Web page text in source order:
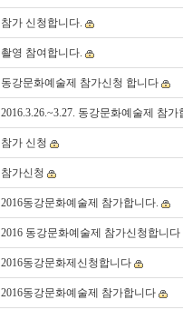
참가 신청합니다.
촬영 참여합니다.
동강문화예술제 참가신청 합니다
2016.3.26.~3.27. 동강문화예술제 참
참가 신청
참가신청
2016동강문화예술제 참가합니다.
2016 동강문화예술제 참가신청합니다
2016동강문화제신청합니다
2016동강문화예술제 참가합니다